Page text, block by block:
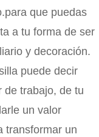
que puedas
a tu forma de ser
y decoración.
puede decir
de trabajo, de tu
un valor
transformar un